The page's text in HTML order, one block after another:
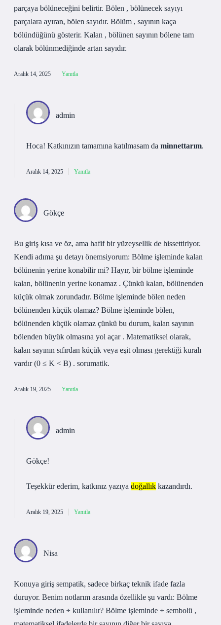
parçaya bölüneceğini belirtir. Bölen , bölünecek sayıyı
parçalara ayıran, bölen sayıdır. Bölüm , sayının kaça
bölündüğünü gösterir. Kalan , bölünen sayının bölene tam
olarak bölünmediğinde artan sayıdır.
Aralık 14, 2025 Yanıtla
admin
Hoca! Katkınızın tamamına katılmasam da minnettarım.
Aralık 14, 2025 Yanıtla
Gökçe
Bu giriş kısa ve öz, ama hafif bir yüzeysellik de hissettiriyor.
Kendi adıma şu detayı önemsiyorum: Bölme işleminde kalan
bölünenin yerine konabilir mi? Hayır, bir bölme işleminde
kalan, bölünenin yerine konamaz . Çünkü kalan, bölünenden
küçük olmak zorundadır. Bölme işleminde bölen neden
bölünenden küçük olamaz? Bölme işleminde bölen,
bölünenden küçük olamaz çünkü bu durum, kalan sayının
bölenden büyük olmasına yol açar . Matematiksel olarak,
kalan sayının sıfırdan küçük veya eşit olması gerektiği kuralı
vardır (0 ≤ K < B) . sorumatik.
Aralık 19, 2025 Yanıtla
admin
Gökçe!
Teşekkür ederim, katkınız yazıya doğallık kazandırdı.
Aralık 19, 2025 Yanıtla
Nisa
Konuya giriş sempatik, sadece birkaç teknik ifade fazla
duruyor. Benim notlarım arasında özellikle şu vardı: Bölme
işleminde neden ÷ kullanılır? Bölme işleminde ÷ sembolü ,